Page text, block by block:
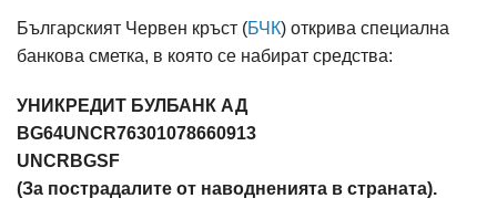
Българският Червен кръст (БЧК) открива специална
банкова сметка, в която се набират средства:
УНИКРЕДИТ БУЛБАНК АД
BG64UNCR76301078660913
UNCRBGSF
(За пострадалите от наводненията в страната).